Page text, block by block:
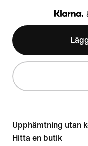
Upphämtning utan
Hitta en butik